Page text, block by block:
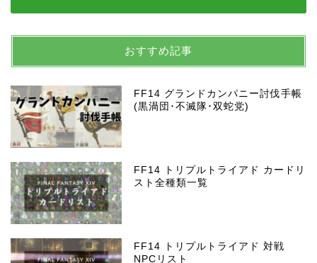
おすすめ記事
FF14 グランドカンパニー討伐手帳
(黒渦団･不滅隊･双蛇党)
FF14 トリプルトライアド カードリ
スト全種類一覧
FF14 トリプルトライアド 対戦
NPCリスト